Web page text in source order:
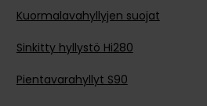
Kuormalavahyllyjen suojat
Sinkitty hyllystö Hi280
Pientavarahyllyt S90